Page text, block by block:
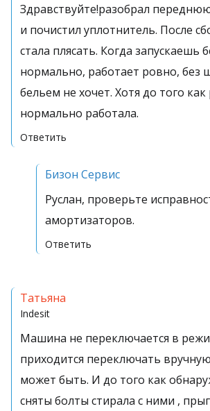
Здравствуйте!разобрал
и почистил уплотнитель. После
стала плясать. Когда запускаешь
нормально, работает ровно, без
бельем не хочет. Хотя до того как
нормально работала.
Ответить
Бизон Сервис
Руслан, проверьте
амортизаторов.
Ответить
Татьяна
Indesit
Машина не переключается в
приходится переключать
может быть. И до того как
сняты болты стирала с ними ,